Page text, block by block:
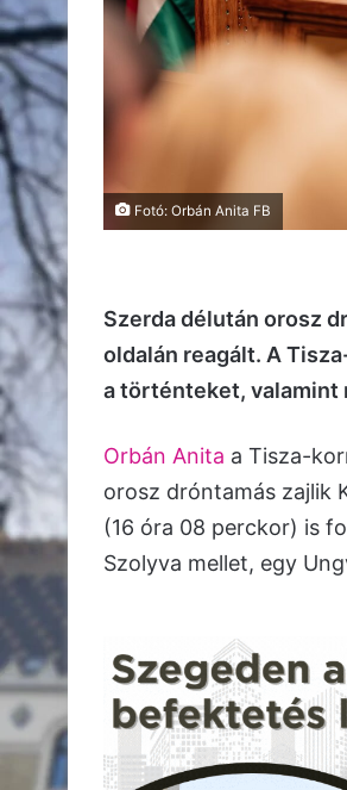
Fotó: Orbán Anita FB
Szerda délután orosz
oldalán reagált. A
a történteket, valamint
Orbán Anita a Tisza-
orosz dróntamás zajlik
(16 óra 08 perckor) is
Szolyva mellet, egy